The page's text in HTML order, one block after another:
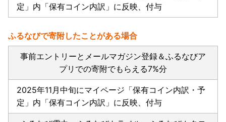
定」内「保有コイン内訳」に反映、付与
ふるなびで寄附したことがある場合
事前エントリーとメールマガジン登録＆ふるなびア
プリでの寄附でもらえる7%分
2025年11月中旬にマイページ「保有コイン内訳・予
定」内「保有コイン内訳」に反映、付与